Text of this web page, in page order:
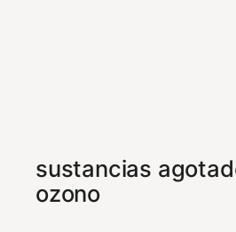
sustancias
ozono